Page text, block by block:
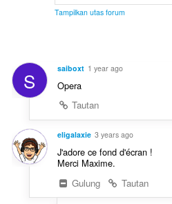
Tampilkan utas forum
S saiboxt 1 year ago
Opera
Tautan
eligalaxie 3 years ago
J'adore ce fond d'écran !
Merci Maxime.
Gulung
Tautan